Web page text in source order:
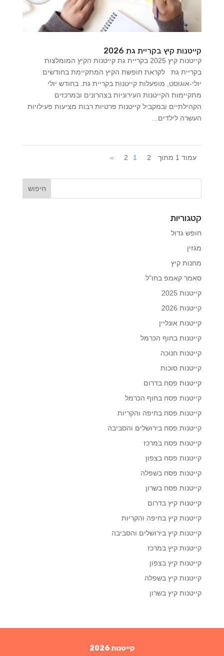
קייטנות קיץ בקריית גת 2026
קייטנות קיץ 2025 בקריית גת קייטנות הקיץ המומלצות
בקריית גת לקראת חופשת הקיץ המתקיימת בחודשים
יולי-אוגוסט, מופעלות קייטנות בקריית גת. בחודש יולי
מתקיימות הקייטנות העירוניות בצהרונים ובמרכזים
הקהילתיים ובמקביל קייטנות פרטיות רבות מציעות פעילויות
העשרה לילדים...
עמוד 1 מתוך 2 1 2
»
קטגוריות
חופש גדול
מגזין
מחנות קיץ
סאמר קאמפ בחו"ל
קייטנות 2025
קייטנות 2026
קייטנות אונליין
קייטנות בחוף הכרמל
קייטנות חנוכה
קייטנות סוכות
קייטנות פסח בדרום
קייטנות פסח בחוף הכרמל
קייטנות פסח בחיפה והקריות
קייטנות פסח בירושלים והסביבה
קייטנות פסח במרכז
קייטנות פסח בצפון
קייטנות פסח בשפלה
קייטנות פסח בשרון
קייטנות קיץ בדרום
קייטנות קיץ בחיפה והקריות
קייטנות קיץ בירושלים והסביבה
קייטנות קיץ במרכז
קייטנות קיץ בצפון
קייטנות קיץ בשפלה
קייטנות קיץ בשרון
קייטנות 2026